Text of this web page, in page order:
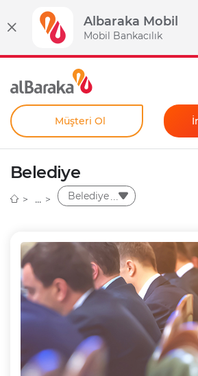
Albaraka Mobil
Mobil Bankacılık
Müşteri Ol
Kendim İçin
Şahıs Firmam İçin
Belediye
Belediye